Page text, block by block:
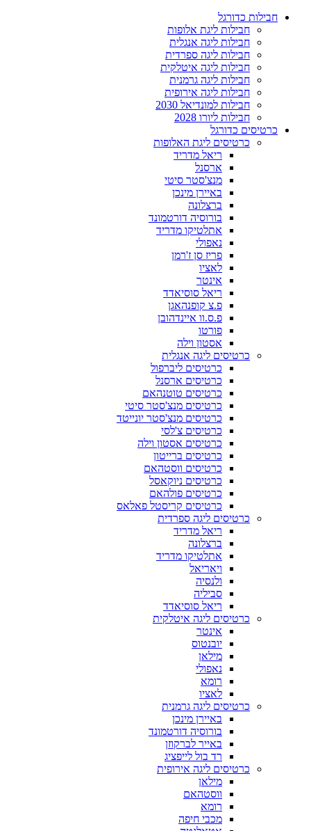
חבילות כדורגל
חבילות ליגת אלופות
חבילות ליגה אנגלית
חבילות ליגה ספרדית
חבילות ליגה איטלקית
חבילות ליגה גרמנית
חבילות ליגה אירופית
חבילות למונדיאל 2030
חבילות ליורו 2028
כרטיסים כדורגל
כרטיסים ליגת האלופות
ריאל מדריד
ארסנל
מנצ'סטר סיטי
באיירן מינכן
ברצלונה
בורוסיה דורטמונד
אתלטיקו מדריד
נאפולי
פריז סן ז'רמן
לאציו
אינטר
ריאל סוסיאדד
פ.צ קופנהאגן
פ.ס.וו איינדהובן
פורטו
אסטון וילה
כרטיסים ליגה אנגלית
כרטיסים ליברפול
כרטיסים ארסנל
כרטיסים טוטנהאם
כרטיסים מנצ'סטר סיטי
כרטיסים מנצ'סטר יונייטד
כרטיסים צ'לסי
כרטיסים אסטון וילה
כרטיסים ברייטון
כרטיסים ווסטהאם
כרטיסים ניוקאסל
כרטיסים פולהאם
כרטיסים קריסטל פאלאס
כרטיסים ליגה ספרדית
ריאל מדריד
ברצלונה
אתלטיקו מדריד
ויאריאל
ולנסיה
סביליה
ריאל סוסיאדד
כרטיסים ליגה איטלקית
אינטר
יובנטוס
מילאן
נאפולי
רומא
לאציו
כרטיסים ליגה גרמנית
באיירן מינכן
בורוסיה דורטמונד
באייר לברקוזן
רד בול לייפציג
כרטיסים ליגה אירופית
מילאן
ווסטהאם
רומא
מכבי חיפה